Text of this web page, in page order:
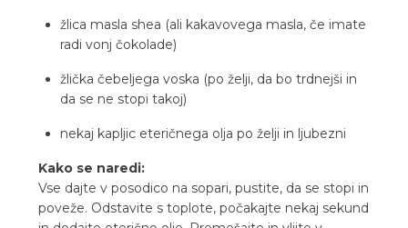
žlica masla shea (ali kakavovega masla, če imate
radi vonj čokolade)
žlička čebeljega voska (po želji, da bo trdnejši in
da se ne stopi takoj)
nekaj kapljic eteričnega olja po želji in ljubezni
Kako se naredi:
Vse dajte v posodico na sopari, pustite, da se stopi in
poveže. Odstavite s toplote, počakajte nekaj sekund